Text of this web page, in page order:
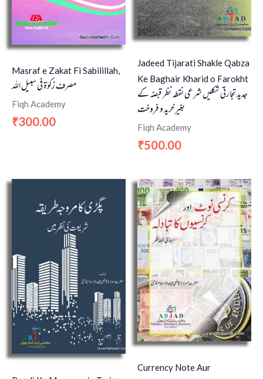
Masraf e Zakat Fi Sabilillah,
مصرف زکوٰۃ فی سبیل الله
Fiqh Academy
₹300.00
Jadeed Tijarati Shakle Qabza
Ke Baghair Kharid o Farokht
جدید تجارتی شکلیں شرعی نقطہ نظر قبضہ کے
بغیر خرید و فروخت
Fiqh Academy
₹500.00
Currency Note Aur